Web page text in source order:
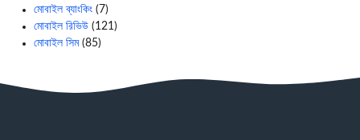
মোবাইল ব্যাংকিং (7)
মোবাইল রিভিউ (121)
মোবাইল সিম(85)